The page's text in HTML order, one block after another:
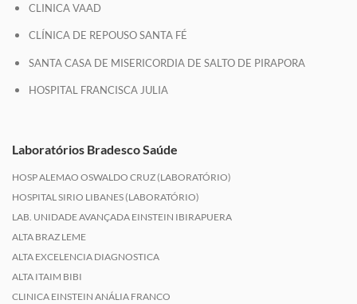
CLINICA VAAD
CLÍNICA DE REPOUSO SANTA FÉ
SANTA CASA DE MISERICORDIA DE SALTO DE PIRAPORA
HOSPITAL FRANCISCA JULIA
Laboratórios Bradesco Saúde
HOSP ALEMAO OSWALDO CRUZ (LABORATÓRIO)
HOSPITAL SIRIO LIBANES (LABORATÓRIO)
LAB. UNIDADE AVANÇADA EINSTEIN IBIRAPUERA
ALTA BRAZ LEME
ALTA EXCELENCIA DIAGNOSTICA
ALTA ITAIM BIBI
CLINICA EINSTEIN ANÁLIA FRANCO